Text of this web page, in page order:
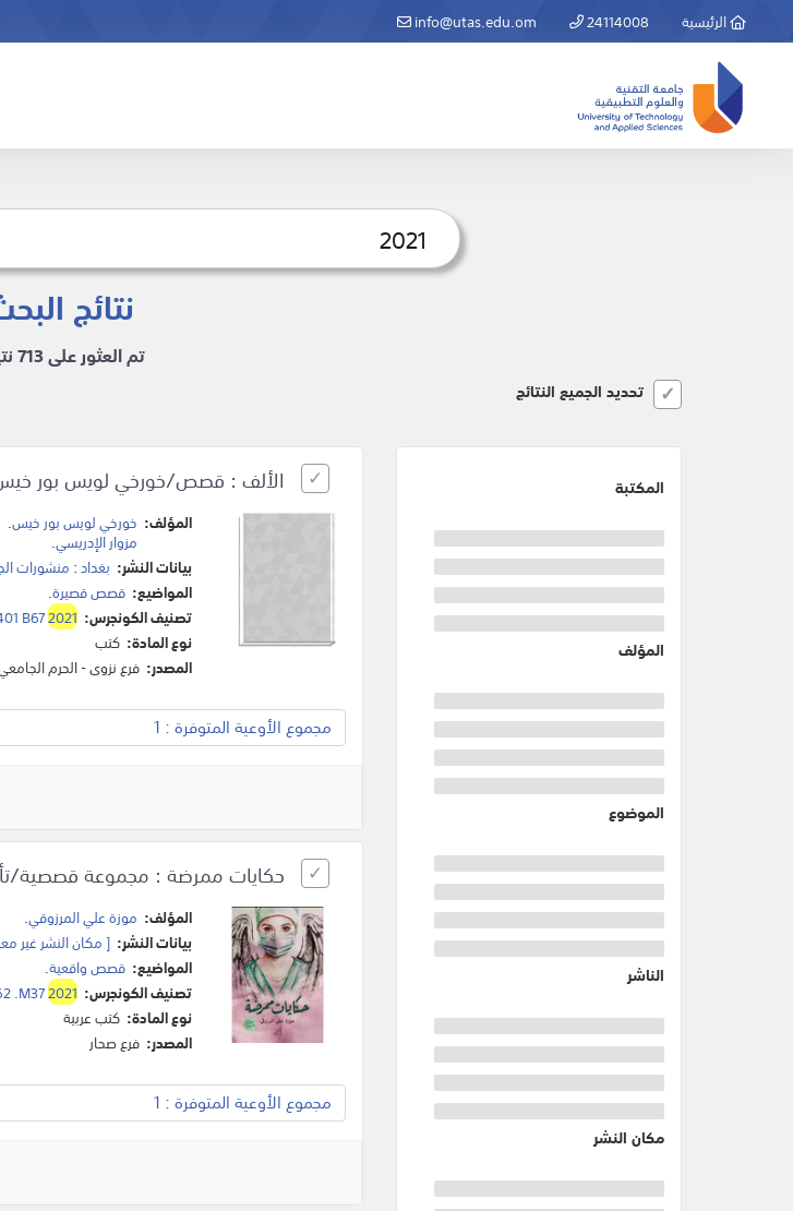
الرئيسية 24114008
info@utas.edu.om
نتائج
تم العثور على 713 نتيجة
تحديد الجميع النتائج
المكتبة
المؤلف
الموضوع
الناشر
مكان النشر
الألف : قصص/خورخي لويس بور
المؤلف: خورخي لويس بور خيس.
مزوار الإدريسي.
بيانات النشر: بغداد: منشورات
المواضيع: قصص قصيرة.
تصنيف الكونجرس:
B672021
نوع المادة: كتب
المصدر: فرع نزوى - الحرم
مجموع الأوعية المتوفرة : 1
حكايات ممرضة : مجموعة قصصية/
المؤلف: موزة علي المرزوقي.
بيانات النشر: [ مكان النشر غير
المواضيع: قصص واقعية.
تصنيف الكونجرس:
.M372021
نوع المادة: كتب عربية
المصدر: فرع صحار
مجموع الأوعية المتوفرة : 1